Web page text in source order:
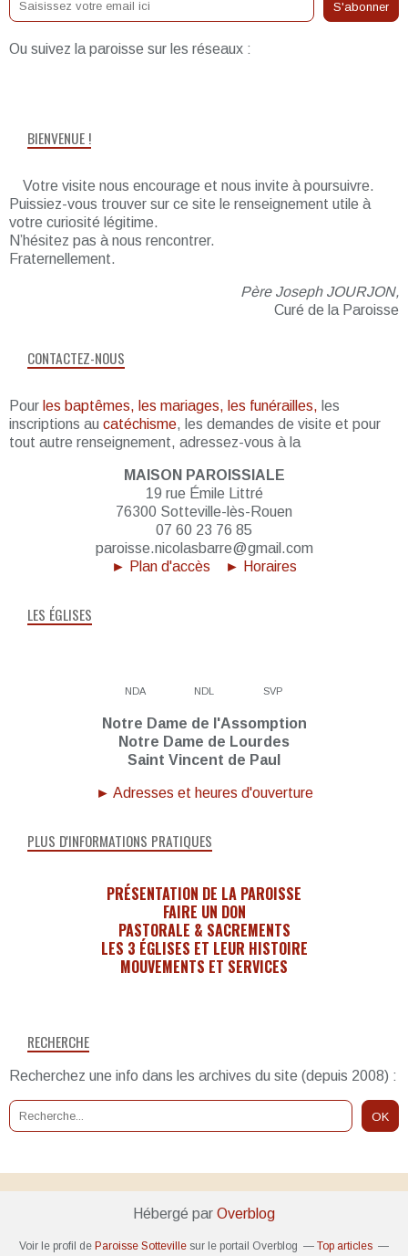
Ou suivez la paroisse sur les réseaux :
RECHERCHE
Recherchez une info dans les archives du site (depuis 2008) :
BIENVENUE !
Votre visite nous encourage et nous invite à poursuivre.
Puissiez-vous trouver sur ce site le renseignement utile à
votre curiosité légitime.
N’hésitez pas à nous rencontrer.
Fraternellement.
Père Joseph JOURJON,
Curé de la Paroisse
CONTACTEZ-NOUS
Pour les baptêmes, les mariages, les funérailles, les
inscriptions au catéchisme, les demandes de visite et pour
tout autre renseignement, adressez-vous à la
MAISON PAROISSIALE
19 rue Émile Littré
76300 Sotteville-lès-Rouen
07 60 23 76 85
paroisse.nicolasbarre@gmail.com
► Plan d'accès
► Horaires
LES ÉGLISES
NDA NDL SVP
Notre Dame de l'Assomption
Notre Dame de Lourdes
Saint Vincent de Paul
► Adresses et heures d'ouverture
PLUS D'INFORMATIONS PRATIQUES
PRÉSENTATION DE LA PAROISSE
FAIRE UN DON
PASTORALE & SACREMENTS
LES 3 ÉGLISES ET LEUR HISTOIRE
MOUVEMENTS ET SERVICES
Hébergé par Overblog
Voir le profil de Paroisse Sotteville sur le portail Overblog Top articles